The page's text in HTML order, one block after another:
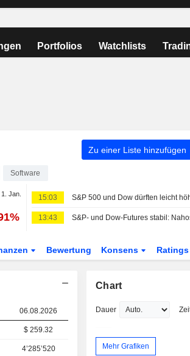
Portfolios Watchlists
Zu einer Liste hinzufügen
Software
Jan. 15:03
13:43
Bewertung Konsens Ratings
06.08.2026
$ 259.32
4’285’520
Chart
Dauer
Mehr Grafiken